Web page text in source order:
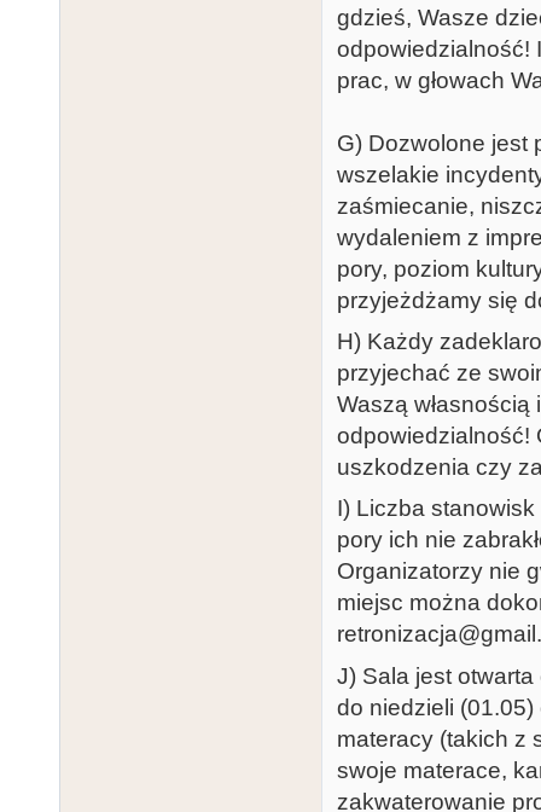
gdzieś, Wasze
odpowiedzialność!
prac, w głowach
G) Dozwolone jest
wszelakie
zaśmiecanie,
wydaleniem z
pory, poziom
przyjeżdżamy się
H) Każdy
przyjechać ze
Waszą
odpowiedzialność!
uszkodzenia czy
I) Liczba
pory ich nie
Organizatorzy nie
miejsc można
J) Sala jest
do niedzieli
materacy (takich z
swoje materace,
zakwaterowanie